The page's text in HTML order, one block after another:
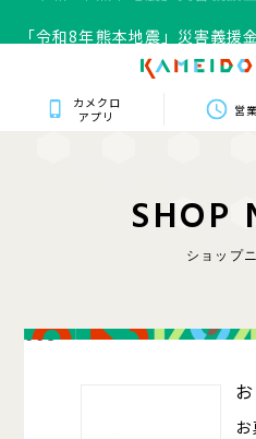
「令和8年熊本地震」災害義援
カメクロ
アプリ
営
SHOP
ショップ
008